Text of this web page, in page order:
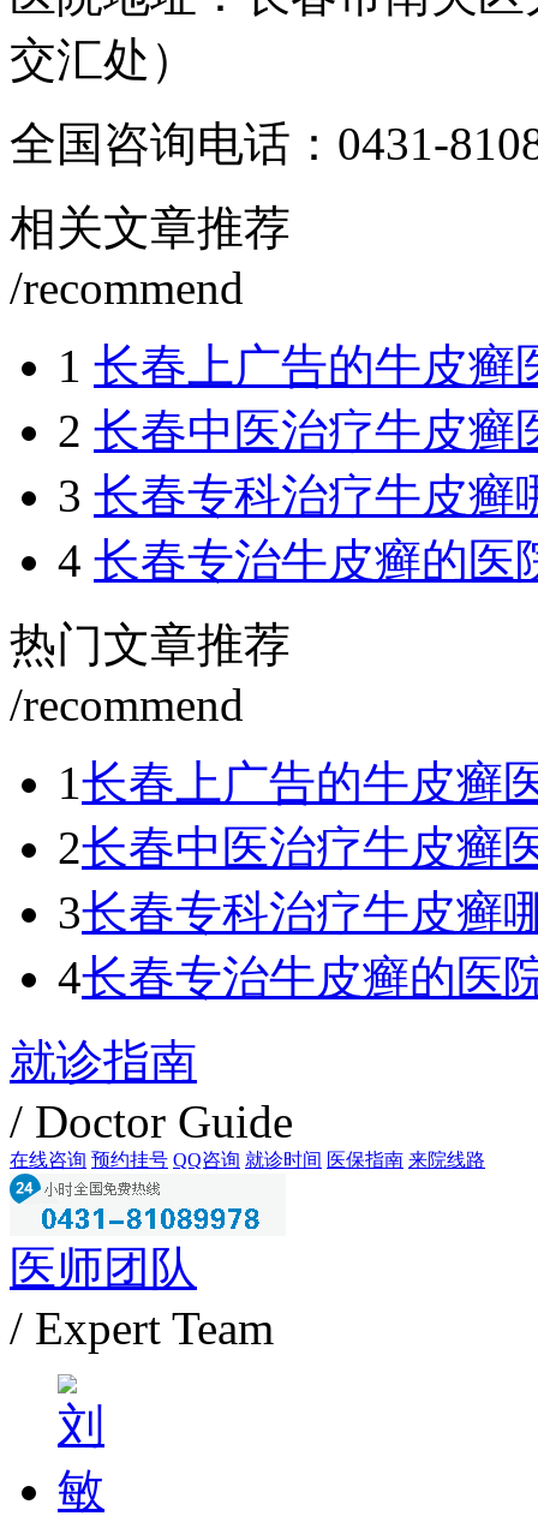
交汇处）
全国咨询电话： 0431-
相关文章推荐
/recommend
1 长春上广告的牛皮癣
2 长春中医治疗牛皮癣
3 长春专科治疗牛皮癣
4 长春专治牛皮癣的医
热门文章推荐
/recommend
1长春上广告的牛皮癣
2长春中医治疗牛皮癣
3长春专科治疗牛皮癣
4长春专治牛皮癣的医
就诊指南
/ Doctor Guide
在线咨询 预约挂号 QQ咨询 就诊时间 医保指南 来院线路
医师团队
/ Expert Team